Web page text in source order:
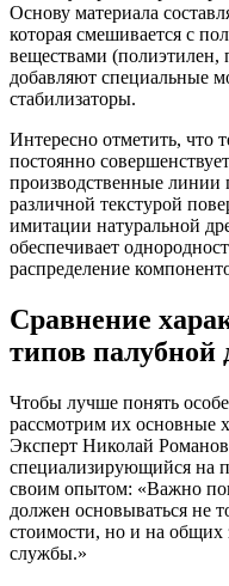
Основу материала
которая смешивается с
веществами (полиэтилен,
добавляют специальные
стабилизаторы.
Интересно отметить, что
постоянно
производственные линии
различной текстурой
имитации натуральной
обеспечивает
распределение
Сравнение
типов палубной
Чтобы лучше понять
рассмотрим их основные
Эксперт Николай
специализирующийся на
своим опытом: «Важно
должен основываться не
стоимости, но и на общих
службы.»